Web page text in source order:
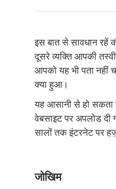
इस बात से सावधान रहें
दूसरे व्यक्ति आपकी
आपको यह भी पता नहीं
क्या हुआ।
यह आसानी से हो सकता
वेबसाइट पर अपलोड दी
सालों तक इंटरनेट पर
जोखिम